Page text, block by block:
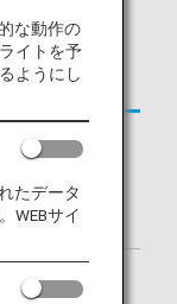
案内
ます。（出発
ットお客様控
示は、HO・
な動作の
イトを予
ようにし
たデータ
WEBサイ